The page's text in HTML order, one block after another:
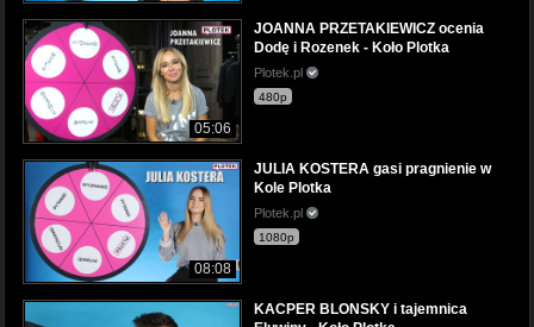
05:06
JOANNA PRZETAKIEWICZ ocenia
Dodę i Rozenek - Koło Plotka
Plotek.pl
480p
08:08
JULIA KOSTERA gasi pragnienie w
Kole Plotka
Plotek.pl
1080p
KACPER BLONSKY i tajemnica